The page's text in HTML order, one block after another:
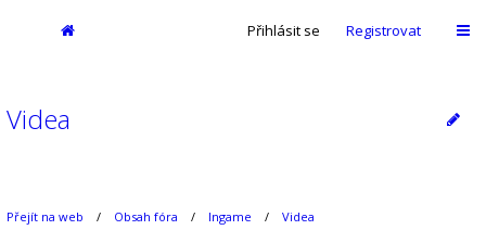
Přihlásit se Registrovat
Videa
Přejít na web Obsah fóra Ingame Videa